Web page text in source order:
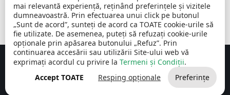
, vineri:
08:00 -
14:00
Comuna Cerchezu © 2026Toate drepturile rezervate
Concept realizat de Big Media Relații Publice SRL
mai relevantă experiență, reținând preferințele și vizitele
dumneavoastră. Prin efectuarea unui click pe butonul
„Sunt de acord”, sunteți de acord ca TOATE cookie-urile să
fie utilizate. De asemenea, puteți să refuzați cookie-urile
opționale prin apăsarea butonului „Refuz”. Prin
continuarea accesării sau utilizării Site-ului web vă
exprimați acordul cu privire la Termeni și Condiții.
Accept TOATE
Resping opționale Preferințe